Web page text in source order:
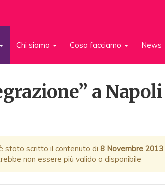
Chi siamo Cosa facciamo News
a Napoli
stato scritto il contenuto di 8 Novembre 2013.
non essere più valido o disponibile